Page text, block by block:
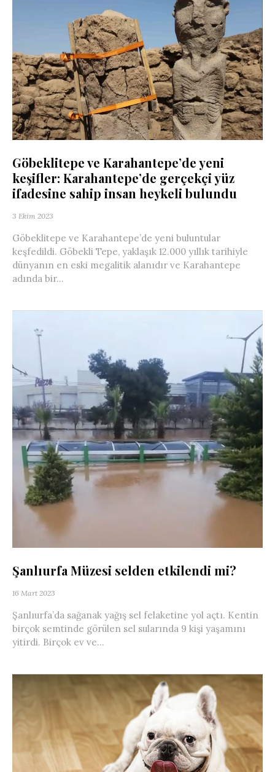
Göbeklitepe ve Karahantepe’de yeni
keşifler: Karahantepe’de gerçekçi yüz
ifadesine sahip insan heykeli bulundu
3 Ekim 2023
Göbeklitepe ve Karahantepe’de yeni buluntular
keşfedildi. Göbekli Tepe, yaklaşık 12.000 yıllık tarihiyle
dünyanın en eski megalitik alanıdır ve Karahantepe
adında bir...
Şanlıurfa Müzesi selden etkilendi mi?
16 Mart 2023
Şanlıurfa’da sağanak yağış sel felaketine yol açtı. Kentin
birçok semtinde görülen sel sularında 9 kişi yaşamını
yitirdi. Birçok ev ve...